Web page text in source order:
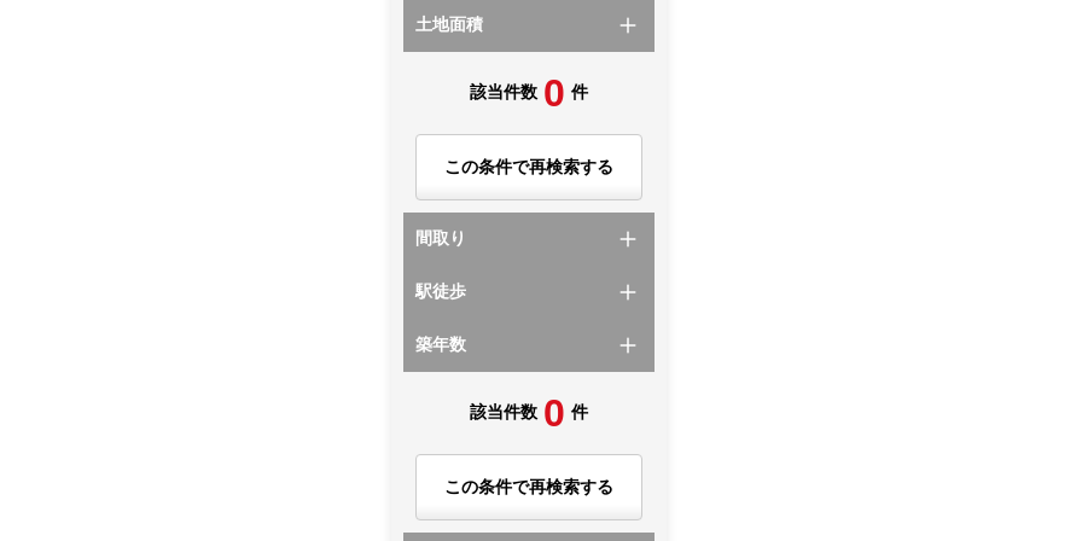
土地面積
該当件数 0 件
この条件で再検索する
間取り
駅徒歩
築年数
該当件数 0 件
この条件で再検索する